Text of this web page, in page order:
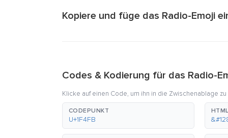
Kopiere und füge das Radio-Emoji
Codes & Kodierung für das Radio-
Klicke auf einen Code, um ihn in die Zwischenablage
CODEPUNKT
U+1F4FB